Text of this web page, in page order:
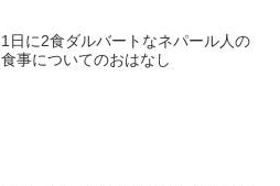
1日に2食ダルバートなネパール人の
食事についてのおはなし